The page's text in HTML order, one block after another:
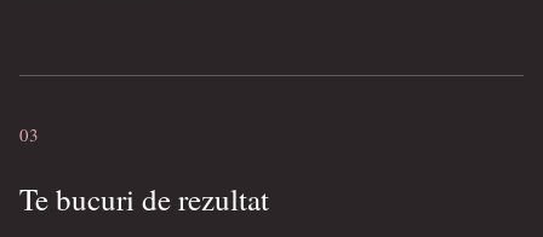
03
Te bucuri de rezultat